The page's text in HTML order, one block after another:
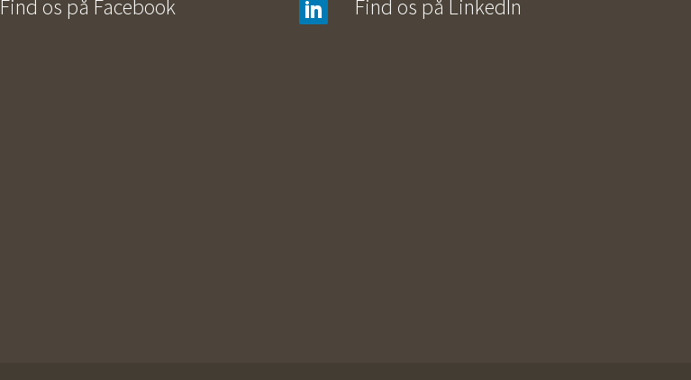
Find os på Facebook Find os på LinkedIn